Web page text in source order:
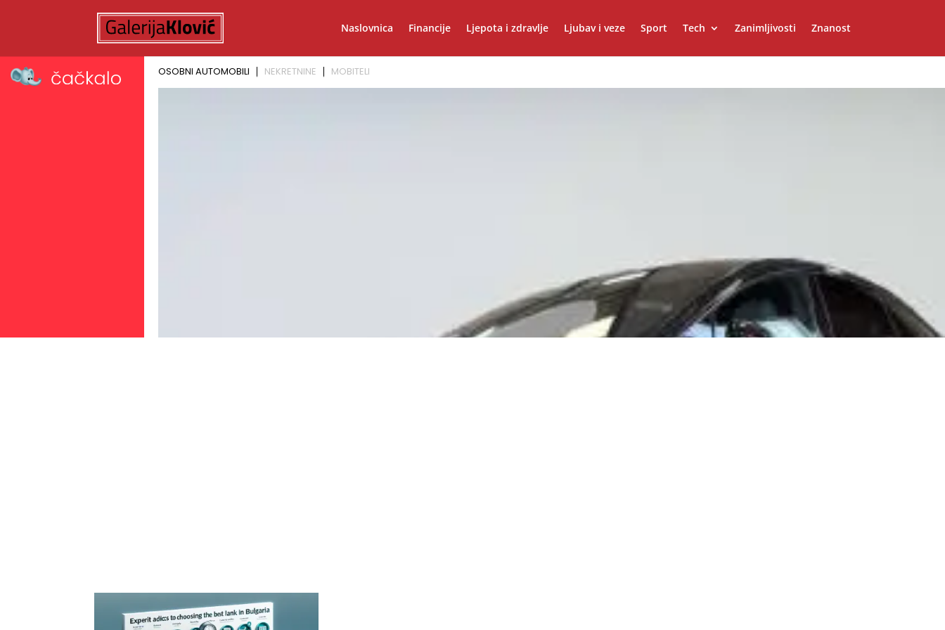
Naslovnica Financije Ljepota i zdravlje Ljubav i veze Sport Tech Zanimljivosti Znanost